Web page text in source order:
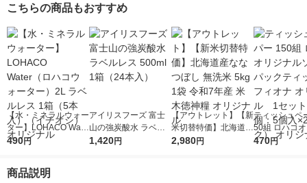
こちらの商品もおすすめ
【水・ミネラルウォー
ター】LOHACO Wate
r（ロハコウォータ
シ） オリジナル
490円
アイリスフーズ 富士
山の強炭酸水 ラベル
レス 500ml 1箱（24
1,420円
【アウトレット】【新
米切替特価】北海道産
ななつぼし 無洗米 5k
2,980円
ティッシュペ
50組 ロハコ
ルソフトパッ
470円
商品説明